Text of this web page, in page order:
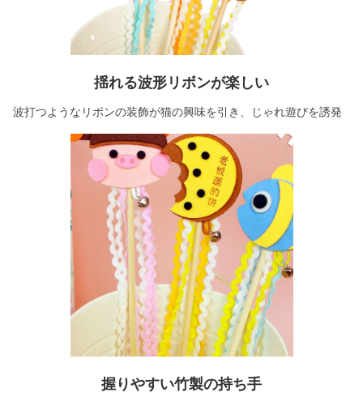
揺れる波形リボンが楽しい
波打つようなリボンの装飾が猫の興味を引き、じゃれ遊びを誘発
握りやすい竹製の持ち手